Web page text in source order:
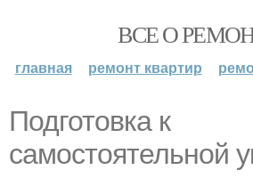
ВСЕ О
главная ремонт квартир
Подготовка к
самостоятельной